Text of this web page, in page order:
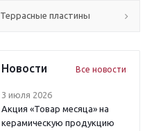
Террасные пластины
Новости Все новости
3 июля 2026
Акция «Товар месяца» на
керамическую продукцию